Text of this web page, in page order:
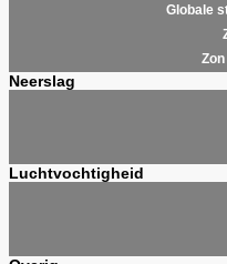
Globale
Neerslag
Luchtvochtigheid